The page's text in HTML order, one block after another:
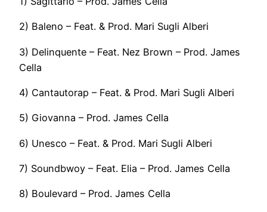
2) Baleno – Feat. & Prod. Mari Sugli Alberi
3) Delinquente – Feat. Nez Brown – Prod. James
Cella
4) Cantautorap – Feat. & Prod. Mari Sugli Alberi
5) Giovanna – Prod. James Cella
6) Unesco – Feat. & Prod. Mari Sugli Alberi
7) Soundbwoy – Feat. Elia – Prod. James Cella
8) Boulevard – Prod. James Cella